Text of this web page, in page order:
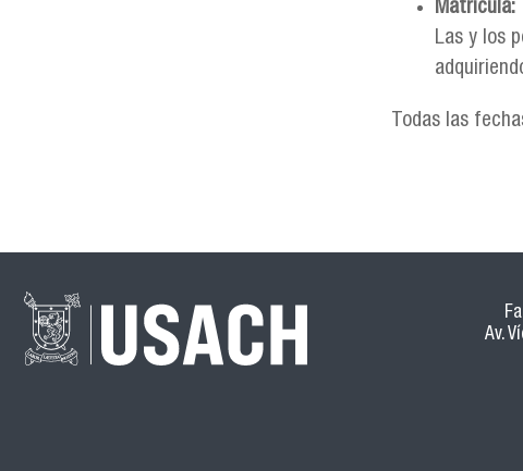
Matrícula:
Las y los
Todas las
Av.